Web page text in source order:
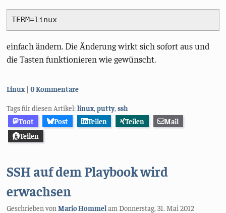
TERM=linux
einfach ändern. Die Änderung wirkt sich sofort aus und
die Tasten funktionieren wie gewünscht.
Kategorien:
Linux 0 Kommentare
Tags für diesen Artikel:linux,putty,ssh
Toot
Post Teilen Teilen
Mail
Teilen
SSH auf dem Playbook wird
erwachsen
Geschrieben vonMario HommelamDonnerstag, 31. Mai 2012